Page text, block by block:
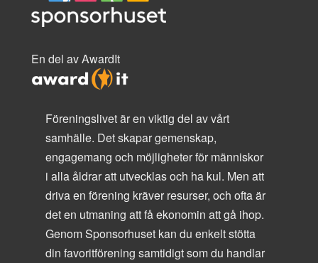
En del av AwardIt
Föreningslivet är en viktig del av vårt
samhälle. Det skapar gemenskap,
engagemang och möjligheter för människor
i alla åldrar att utvecklas och ha kul. Men att
driva en förening kräver resurser, och ofta är
det en utmaning att få ekonomin att gå ihop.
Genom Sponsorhuset kan du enkelt stötta
din favoritförening samtidigt som du handlar